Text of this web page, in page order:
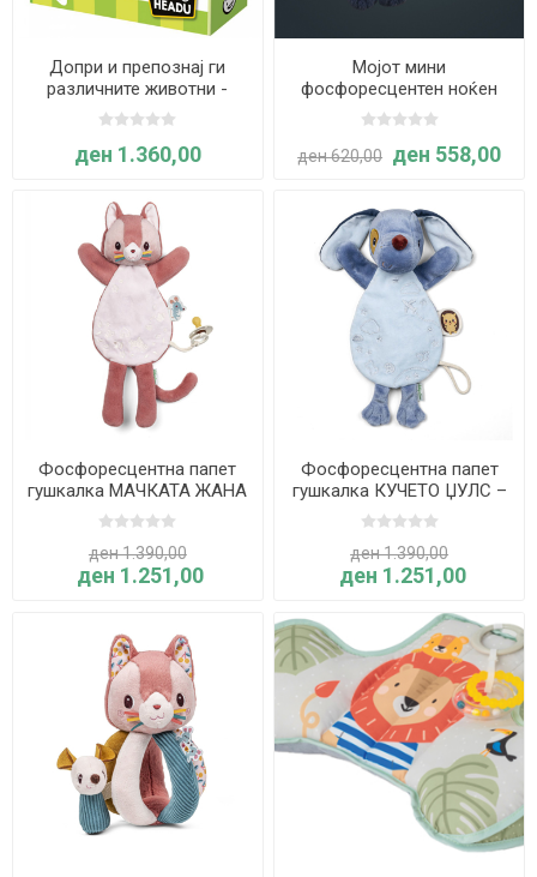
Допри и препознај ги
различните животни -
Montessori
ден 1.360,00
Мојот мини
фосфоресцентен ноќен
пријател КУЧЕТО ЏУЛС –
Lilliputiens
ден 620,00 ден 558,00
Фосфоресцентна папет
гушкалка МАЧКАТА ЖАНА
– Lilliputiens
ден 1.390,00
ден 1.251,00
Фосфоресцентна папет
гушкалка КУЧЕТО ЏУЛС –
Lilliputiens
ден 1.390,00
ден 1.251,00